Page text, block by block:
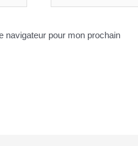
navigateur pour mon prochain